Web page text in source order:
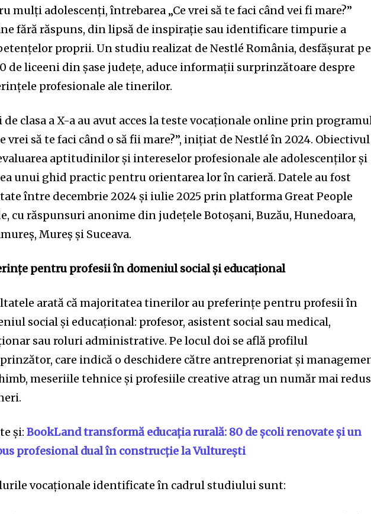
mulți adolescenți, întrebarea „Ce vrei să te faci când vei fi mare?”
fără răspuns, din lipsă de inspirație sau identificare timpurie a
proprii. Un studiu realizat de Nestlé România, desfășurat pe
de liceeni din șase județe, aduce informații surprinzătoare despre
profesionale ale tinerilor.
de clasa a X-a au avut acces la teste vocaționale online prin
vrei să te faci când o să fii mare?”, inițiat de Nestlé în 2024.
aptitudinilor și intereselor profesionale ale adolescenților și
unui ghid practic pentru orientarea lor în carieră. Datele au fost
între decembrie 2024 și iulie 2025 prin platforma Great People
cu răspunsuri anonime din județele Botoșani, Buzău, Hunedoara,
Mureș și Suceava.
pentru profesii în domeniul social și educațional
arată că majoritatea tinerilor au preferințe pentru profesii în
social și educațional: profesor, asistent social sau medical,
sau roluri administrative. Pe locul doi se află profilul
care indică o deschidere către antreprenoriat și
meseriile tehnice și profesiile creative atrag un număr mai redus
și:BookLand transformă educația rurală: 80 de școli renovate și un
profesional dual în construcție la Vulturești
vocaționale identificate în cadrul studiului sunt: